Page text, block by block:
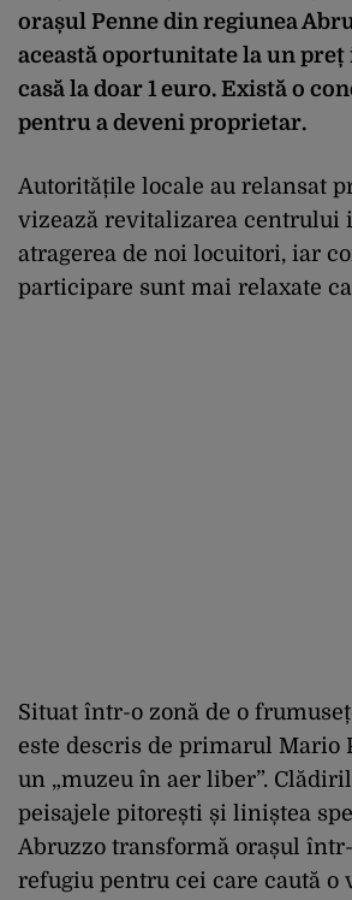
orașul Penne din regiunea
această oportunitate la un
casă la doar 1 euro. Există o
pentru a deveni proprietar.
Autoritățile locale au relansat
vizează revitalizarea centrului
atragerea de noi locuitori, iar
participare sunt mai relaxate
Situat într-o zonă de o
este descris de primarul Mario
un „muzeu în aer liber”.
peisajele pitorești și liniștea
Abruzzo transformă orașul
refugiu pentru cei care caută o